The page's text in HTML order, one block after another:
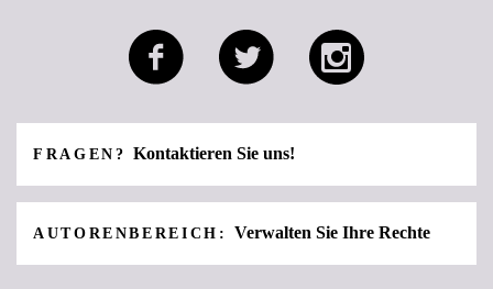
FRAGEN?Kontaktieren Sie uns!
AUTORENBEREICH: Verwalten Sie Ihre Rechte